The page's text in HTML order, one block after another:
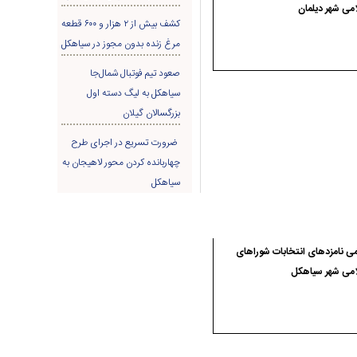
شهر دیلمان
نامزدهای انتخابات شوراهای
شهر سیاهکل
کشف بیش از ۲ هزار و ۶۰۰ قطعه
مرغ زنده بدون مجوز در سیاهکل
صعود تیم فوتبال شمال‌جا‌
سیاهکل به لیگ دسته اول
بزرگسالان گیلان
ضرورت تسریع در اجرای طرح
چهاربانده کردن محور لاهیجان به
سیاهکل